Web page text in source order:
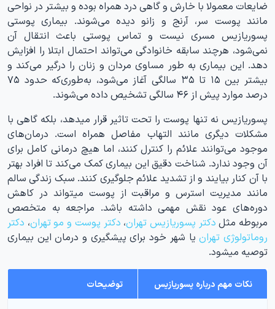
ضایعات معمولا با خارش و گاهی درد همراه بوده و بیشتر در نواحی
مانند پوست سر، آرنج و زانو دیده می‌شوند. بیماری پوستی
پسوریازیس مسری نیست و تماس پوستی باعث انتقال آن
نمی‌شود، هرچند سابقه خانوادگی می‌تواند احتمال ابتلا را افزایش
دهد. این بیماری به طور مساوی مردان و زنان را درگیر می‌کند و
بیشتر بین ۱۵ تا ۳۵ سالگی آغاز می‌شود، به‌طوری‌که حدود ۷۵
درصد موارد پیش از ۴۶ سالگی تشخیص داده می‌شوند.
پسوریازیس نه تنها پوست را تحت تاثیر قرار میدهد، بلکه گاهی با
مشکلات دیگری مانند التهاب مفاصل همراه است. درمان‌های
موجود می‌توانند علائم را کنترل کنند، اما هیچ درمانی کامل برای
آن وجود ندارد. شناخت دقیق این بیماری کمک می‌کند تا افراد بهتر
با آن کنار بیایند و از تشدید علائم جلوگیری کنند. سبک زندگی سالم
مانند مدیریت استرس و مراقبت از پوست میتواند در کاهش
دوره‌های عود نقش مهمی داشته باشد. مراجعه به متخصص
مربوطه مثل دکتر پسوریازیس تهران، دکتر پوست و مو تهران، دکتر
روماتولوژی تهرانیا شهر خود برای پیشگیری و درمان این بیماری
توصیه میشود.
نکات مهم درباره پسوریازیس توضیحات